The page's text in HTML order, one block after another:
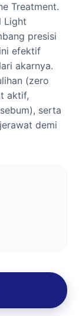
Treatment.
Light
presisi
efektif
akarnya.
(zero
aktif,
serta
demi